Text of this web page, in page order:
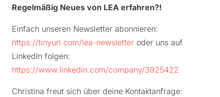
Regelmäßig Neues von LEA erfahren?!
Einfach unseren Newsletter abonnieren:
https://tinyurl.com/lea-newsletter oder uns auf
LinkedIn folgen:
https://www.linkedin.com/company/3925422
Christina freut sich über deine Kontaktanfrage: